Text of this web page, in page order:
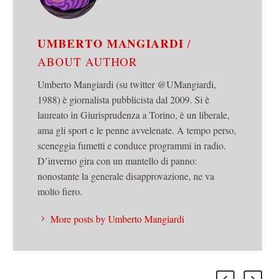
UMBERTO MANGIARDI/
ABOUT AUTHOR
Umberto Mangiardi (su twitter @UMangiardi,
1988) è giornalista pubblicista dal 2009. Si è
laureato in Giurisprudenza a Torino, è un liberale,
ama gli sport e le penne avvelenate. A tempo perso,
sceneggia fumetti e conduce programmi in radio.
D’inverno gira con un mantello di panno:
nonostante la generale disapprovazione, ne va
molto fiero.
More posts by Umberto Mangiardi